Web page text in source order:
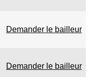
Demander le bailleur
Demander le bailleur